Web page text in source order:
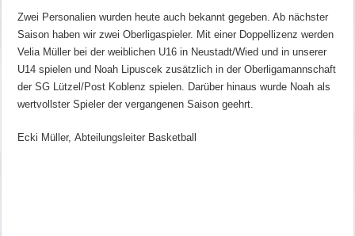
Zwei Personalien wurden heute auch bekannt gegeben. Ab nächster
Saison haben wir zwei Oberligaspieler. Mit einer Doppellizenz werden
Velia Müller bei der weiblichen U16 in Neustadt/Wied und in unserer
U14 spielen und Noah Lipuscek zusätzlich in der Oberligamannschaft
der SG Lützel/Post Koblenz spielen. Darüber hinaus wurde Noah als
wertvollster Spieler der vergangenen Saison geehrt.
Ecki Müller, Abteilungsleiter Basketball